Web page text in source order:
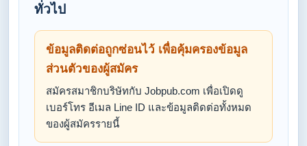
ทั่วไป
ข้อมูลติดต่อถูกซ่อนไว้ เพื่อคุ้มครองข้อมูล
ส่วนตัวของผู้สมัคร
สมัครสมาชิกบริษัทกับ Jobpub.com เพื่อเปิดดู
เบอร์โทร อีเมล Line ID และข้อมูลติดต่อทั้งหมด
ของผู้สมัครรายนี้